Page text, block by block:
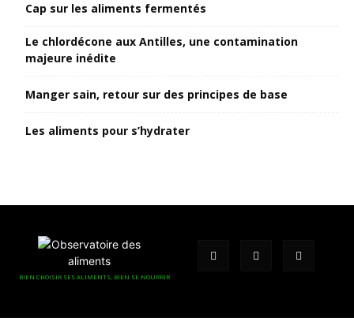
Cap sur les aliments fermentés
Le chlordécone aux Antilles, une contamination
majeure inédite
Manger sain, retour sur des principes de base
Les aliments pour s’hydrater
BIEN CHOISIR SES ALIMENTS, BIEN SE NOURRIR